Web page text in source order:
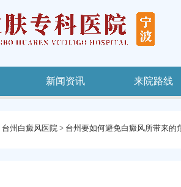
新闻资讯 来院路线
台州白癜风医院 > 台州要如何避免白癜风所带来的